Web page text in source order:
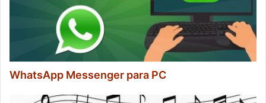
WhatsApp Messenger para PC